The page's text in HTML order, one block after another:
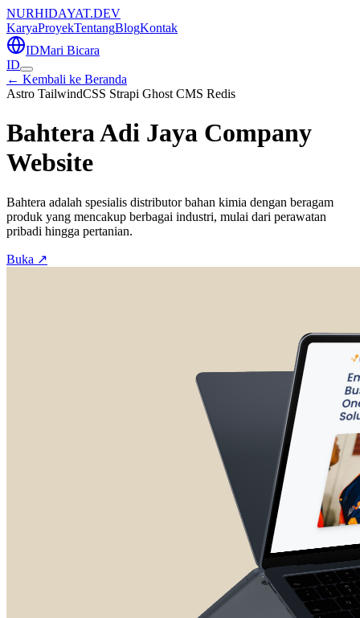
NURHIDAYAT.DEV
KaryaProyekTentangBlogKontak
IDMari Bicara
ID
← Kembali ke Beranda
Astro TailwindCSS Strapi Ghost CMS Redis
Bahtera Adi Jaya Company
Website
Bahtera adalah spesialis distributor bahan kimia dengan beragam
produk yang mencakup berbagai industri, mulai dari perawatan
pribadi hingga pertanian.
Buka ↗